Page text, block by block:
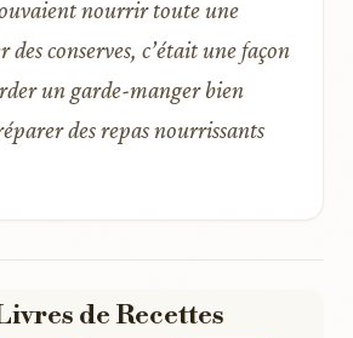
nourrir toute une
conserves, c’était une façon
un garde-manger bien
des repas nourrissants
de Recettes